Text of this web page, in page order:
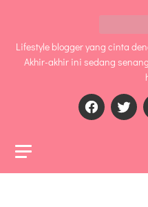
Lifestyle blogger yang cinta
Akhir-akhir ini sedang